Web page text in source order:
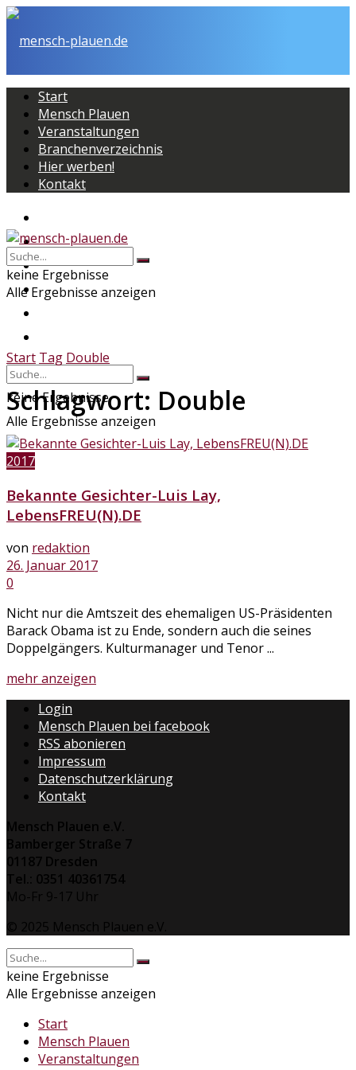
Start
Mensch Plauen
Veranstaltungen
Branchenverzeichnis
Hier werben!
Kontakt
Mensch Plauen
Veranstaltungen
Branchenverzeichnis
keine Ergebnisse
Alle Ergebnisse anzeigen
keine Ergebnisse
Alle Ergebnisse anzeigen
Start Tag Double
Schlagwort: Double
2017
Bekannte Gesichter-Luis Lay,
LebensFREU(N).DE
von redaktion
26. Januar 2017
0
Nicht nur die Amtszeit des ehemaligen US-Präsidenten
Barack Obama ist zu Ende, sondern auch die seines
Doppelgängers. Kulturmanager und Tenor ...
mehr anzeigen
Login
Mensch Plauen bei facebook
RSS abonieren
Impressum
Datenschutzerklärung
Kontakt
Mensch Plauen e.V.
Bamberger Straße 7
01187 Dresden
Tel.: 0351 40361754
Mo-Fr 9-17 Uhr
© 2025 Mensch Plauen e.V.
keine Ergebnisse
Alle Ergebnisse anzeigen
Start
Mensch Plauen
Veranstaltungen